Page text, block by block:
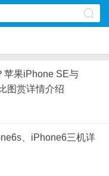
苹果iPhone SE与
图赏详情介绍
、iPhone6三机详